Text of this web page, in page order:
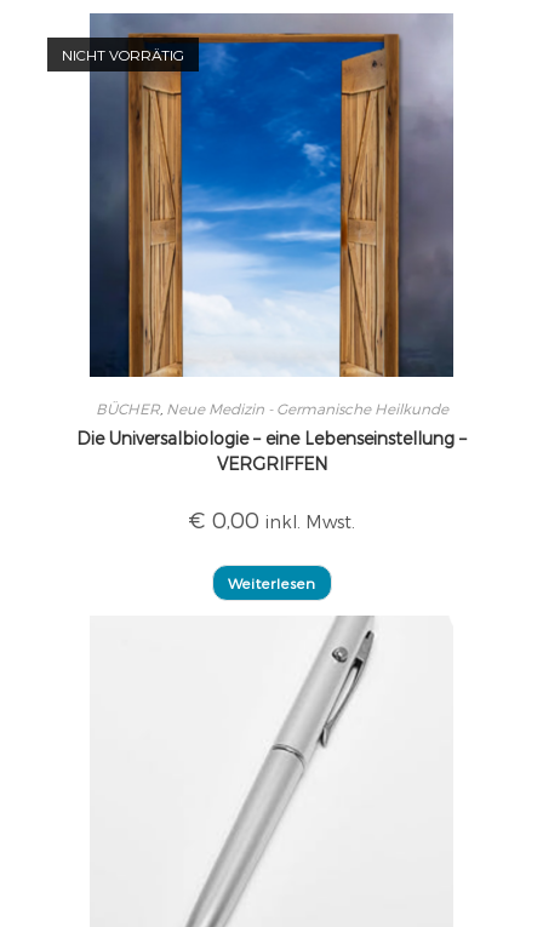
NICHT VORRÄTIG
BÜCHER, Neue Medizin - Germanische Heilkunde
Die Universalbiologie – eine Lebenseinstellung –
VERGRIFFEN
€ 0,00 inkl. Mwst.
Weiterlesen